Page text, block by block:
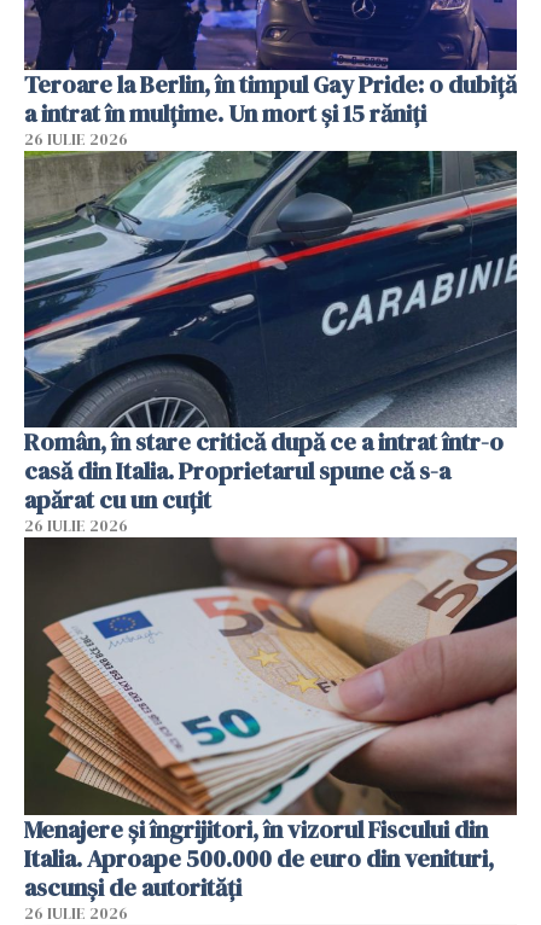
Teroare la Berlin, în timpul Gay Pride: o dubiță
a intrat în mulțime. Un mort și 15 răniți
26 IULIE 2026
Român, în stare critică după ce a intrat într-o
casă din Italia. Proprietarul spune că s-a
apărat cu un cuțit
26 IULIE 2026
Menajere și îngrijitori, în vizorul Fiscului din
Italia. Aproape 500.000 de euro din venituri,
ascunși de autorități
26 IULIE 2026